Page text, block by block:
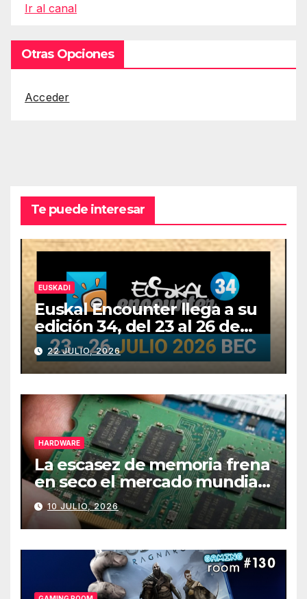
Ir al canal
Otras Opciones
Acceder
Te puede interesar
EUSKADI
Euskal Encounter llega a su
edición 34, del 23 al 26 de
julio
22 JULIO, 2026
HARDWARE
La escasez de memoria frena
en seco el mercado mundial
de PCs
10 JULIO, 2026